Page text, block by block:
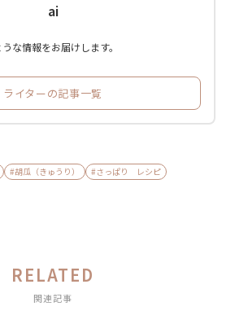
ai
な情報をお届けします。
ライターの記事一覧
#胡瓜（きゅうり） #さっぱり レシピ
RELATED
関連記事